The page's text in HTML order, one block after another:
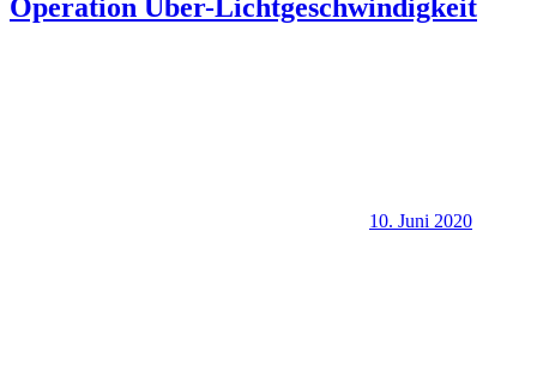
Operation Über-Lichtgeschwindigkeit
10. Juni 2020